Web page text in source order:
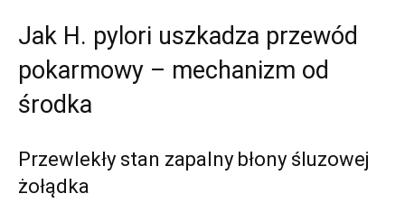
Jak H. pylori uszkadza przewód
pokarmowy – mechanizm od
środka
Przewlekły stan zapalny błony śluzowej
żołądka